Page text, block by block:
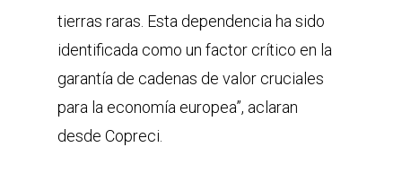
tierras raras. Esta dependencia ha sido
identificada como un factor crítico en la
garantía de cadenas de valor cruciales
para la economía europea”, aclaran
desde Copreci.